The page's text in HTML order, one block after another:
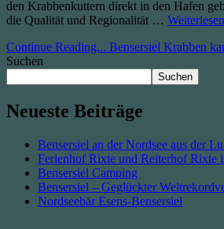
den Krabbenkuttern direkt in den Hafen
die Qualität und Regionalität …
Continue Reading... Bensersiel Krabben
Suchen
Suchen
Neueste Beiträge
Bensersiel an der Nordsee aus der
Ferienhof Rixte und Reiterhof Rixte
Bensersiel Camping
Bensersiel – Geglückter
Nordseebär Esens-Bensersiel